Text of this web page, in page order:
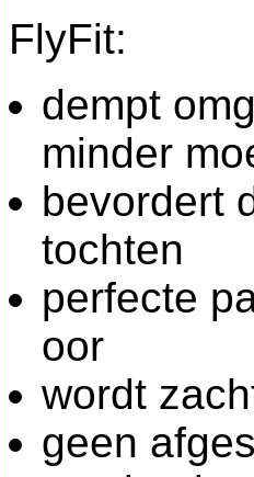
FlyFit:
dempt
minder
bevordert
tochten
perfecte
oor
wordt
geen